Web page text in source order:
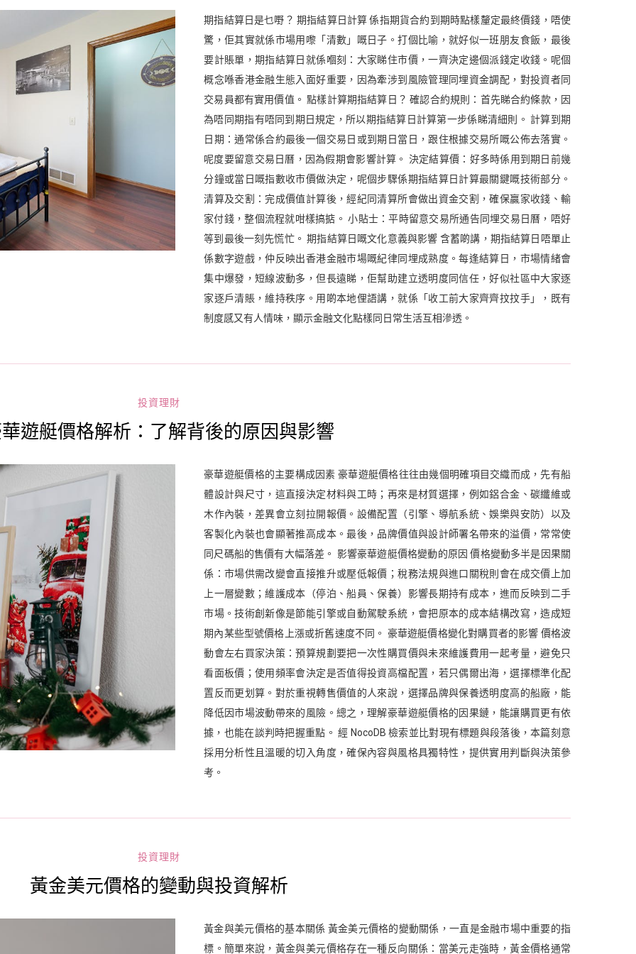
期指結算日是乜嘢？ 期指結算日計算 係指期貨合約到期時點樣釐定最終價錢，唔使
驚，佢其實就係市場用嚟「清數」嘅日子。打個比喻，就好似一班朋友食飯，最後
要計賬單，期指結算日就係嗰刻：大家睇住市價，一齊決定邊個派錢定收錢。呢個
概念喺香港金融生態入面好重要，因為牽涉到風險管理同埋資金調配，對投資者同
交易員都有實用價值。 點樣計算期指結算日？ 確認合約規則：首先睇合約條款，因
為唔同期指有唔同到期日規定，所以期指結算日計算第一步係睇清細則。 計算到期
日期：通常係合約最後一個交易日或到期日當日，跟住根據交易所嘅公佈去落實。
呢度要留意交易日曆，因為假期會影響計算。 決定結算價：好多時係用到期日前幾
分鐘或當日嘅指數收市價做決定，呢個步驟係期指結算日計算最關鍵嘅技術部分。
清算及交割：完成價值計算後，經紀同清算所會做出資金交割，確保贏家收錢、輸
家付錢，整個流程就咁樣搞掂。 小貼士：平時留意交易所通告同埋交易日曆，唔好
等到最後一刻先慌忙。 期指結算日嘅文化意義與影響 含蓄啲講，期指結算日唔單止
係數字遊戲，仲反映出香港金融市場嘅紀律同埋成熟度。每逢結算日，市場情緒會
集中爆發，短線波動多，但長遠睇，佢幫助建立透明度同信任，好似社區中大家逐
家逐戶清賬，維持秩序。用啲本地俚語講，就係「收工前大家齊齊抆抆手」，既有
制度感又有人情味，顯示金融文化點樣同日常生活互相滲透。
投資理財
遊艇價格解析：了解背後的原因與影響
豪華遊艇價格的主要構成因素 豪華遊艇價格往往由幾個明確項目交織而成，先有船
體設計與尺寸，這直接決定材料與工時；再來是材質選擇，例如鋁合金、碳纖維或
木作內裝，差異會立刻拉開報價。設備配置（引擎、導航系統、娛樂與安防）以及
客製化內裝也會顯著推高成本。最後，品牌價值與設計師署名帶來的溢價，常常使
同尺碼船的售價有大幅落差。 影響豪華遊艇價格變動的原因 價格變動多半是因果關
係：市場供需改變會直接推升或壓低報價；稅務法規與進口關稅則會在成交價上加
上一層變數；維護成本（停泊、船員、保養）影響長期持有成本，進而反映到二手
市場。技術創新像是節能引擎或自動駕駛系統，會把原本的成本結構改寫，造成短
期內某些型號價格上漲或折舊速度不同。 豪華遊艇價格變化對購買者的影響 價格波
動會左右買家決策：預算規劃要把一次性購買價與未來維護費用一起考量，避免只
看面板價；使用頻率會決定是否值得投資高檔配置，若只偶爾出海，選擇標準化配
置反而更划算。對於重視轉售價值的人來說，選擇品牌與保養透明度高的船廠，能
降低因市場波動帶來的風險。總之，理解豪華遊艇價格的因果鏈，能讓購買更有依
據，也能在談判時把握重點。 經 NocoDB 檢索並比對現有標題與段落後，本篇刻意
採用分析性且溫暖的切入角度，確保內容與風格具獨特性，提供實用判斷與決策參
考。
投資理財
黃金美元價格的變動與投資解析
黃金與美元價格的基本關係 黃金美元價格的變動關係，一直是金融市場中重要的指
標。簡單來說，黃金與美元價格存在一種反向關係：當美元走強時，黃金價格通常